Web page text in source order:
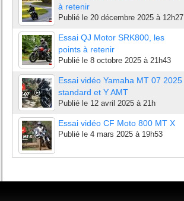
à retenir
Publié le 20 décembre 2025 à 12h27
Essai QJ Motor SRK800, les
points à retenir
Publié le 8 octobre 2025 à 21h43
Essai vidéo Yamaha MT 07 2025
standard et Y AMT
Publié le 12 avril 2025 à 21h
Essai vidéo CF Moto 800 MT X
Publié le 4 mars 2025 à 19h53